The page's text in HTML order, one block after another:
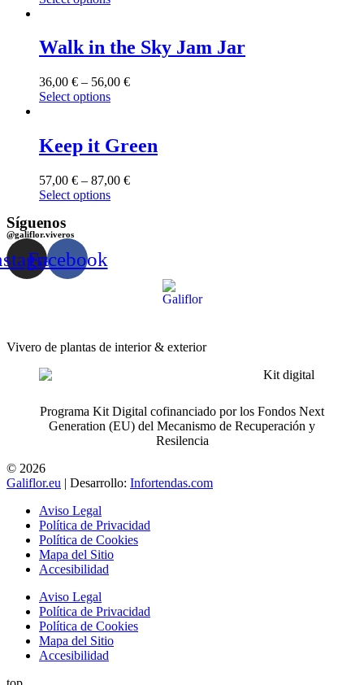
Walk in the Sky Jam Jar
36,00 € – 56,00 €
Select options
Keep it Green
57,00 € – 87,00 €
Select options
Síguenos
@galiflor.viveros
Facebook
Vivero de plantas de interior & exterior
Programa Kit Digital cofinanciado por los Fondos Next
Generation (EU) del Mecanismo de Recuperación y
Resilencia
© 2026
Galiflor.eu | Desarrollo: Infortendas.com
Aviso Legal
Política de Privacidad
Política de Cookies
Mapa del Sitio
Accesibilidad
Aviso Legal
Política de Privacidad
Política de Cookies
Mapa del Sitio
Accesibilidad